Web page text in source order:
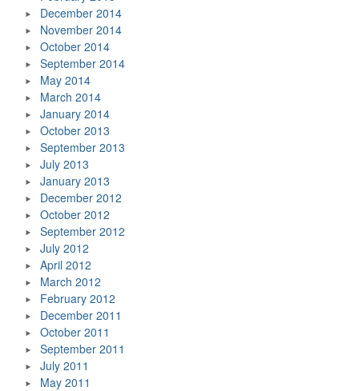
December 2014
November 2014
October 2014
September 2014
May 2014
March 2014
January 2014
October 2013
September 2013
July 2013
January 2013
December 2012
October 2012
September 2012
July 2012
April 2012
March 2012
February 2012
December 2011
October 2011
September 2011
July 2011
May 2011